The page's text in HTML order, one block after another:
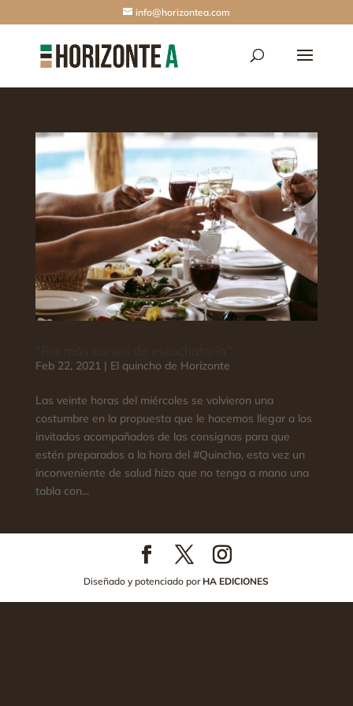
info@horizontea.com
Feb 22, 2021| El quincho de Horizonte
Las veinte horas del miércoles se volvieron una
costumbre en la propuesta que le hacemos llegar a los
invitados acompañados de las consignas para que
estén preparados a la hora del #Quincho, esta vez un
inconveniente de salud hizo que no tenga a mano una
tabla con...
Diseñado y potenciado por HA EDICIONES